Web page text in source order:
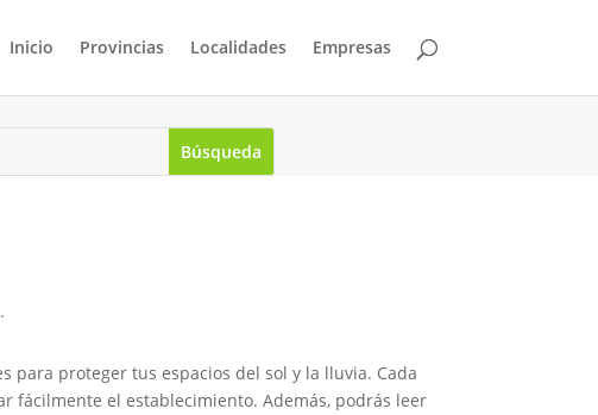
Inicio Provincias Localidades Empresas
para proteger tus espacios del sol y la lluvia. Cada
fácilmente el establecimiento. Además, podrás leer